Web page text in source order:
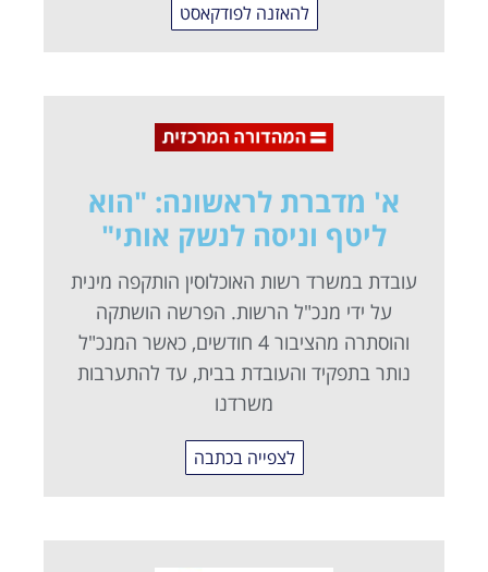
להאזנה לפודקאסט
א' מדברת לראשונה: "הוא
ליטף וניסה לנשק אותי"
עובדת במשרד רשות האוכלוסין הותקפה מינית
על ידי מנכ"ל הרשות. הפרשה הושתקה
והוסתרה מהציבור 4 חודשים, כאשר המנכ"ל
נותר בתפקיד והעובדת בבית, עד להתערבות
משרדנו
לצפייה בכתבה